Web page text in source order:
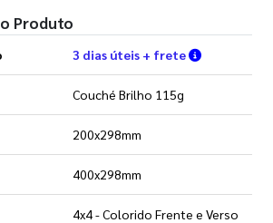
Produto
3 dias úteis + frete Verifique
Couché Brilho 115g
200x298mm
400x298mm
4x4 - Colorido Frente e Verso